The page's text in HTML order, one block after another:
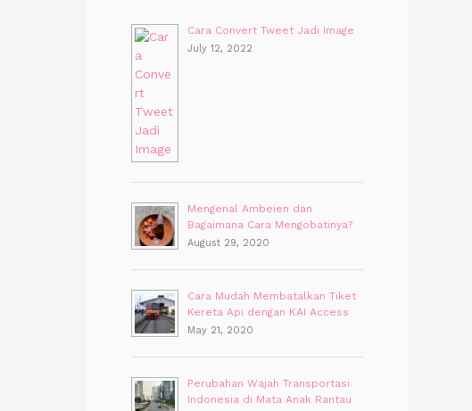
Cara Convert Tweet Jadi Image
July 12, 2022
Mengenal Ambeien dan
Bagaimana Cara Mengobatinya?
August 29, 2020
Cara Mudah Membatalkan Tiket
Kereta Api dengan KAI Access
May 21, 2020
Perubahan Wajah Transportasi
Indonesia di Mata Anak Rantau